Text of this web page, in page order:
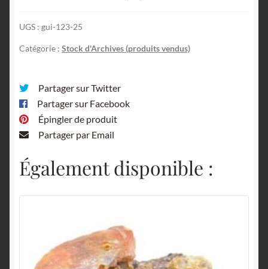
UGS : gui-123-25
Catégorie : Stock d'Archives (produits vendus)
Partager sur Twitter
Partager sur Facebook
Épingler de produit
Partager par Email
Également disponible :